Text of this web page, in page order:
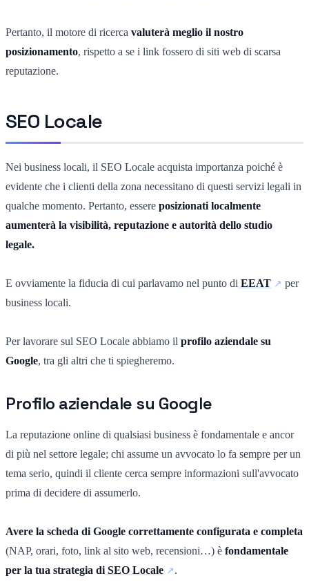
Pertanto, il motore di ricerca valuterà meglio il nostro
posizionamento, rispetto a se i link fossero di siti web di scarsa
reputazione.
SEO Locale
Nei business locali, il SEO Locale acquista importanza poiché è
evidente che i clienti della zona necessitano di questi servizi legali in
qualche momento. Pertanto, essere posizionati localmente
aumenterà la visibilità, reputazione e autorità dello studio
legale.
E ovviamente la fiducia di cui parlavamo nel punto di EEAT
per
business locali.
Per lavorare sul SEO Locale abbiamo il profilo aziendale su
Google, tra gli altri che ti spiegheremo.
Profilo aziendale su Google
La reputazione online di qualsiasi business è fondamentale e ancor
di più nel settore legale; chi assume un avvocato lo fa sempre per un
tema serio, quindi il cliente cerca sempre informazioni sull'avvocato
prima di decidere di assumerlo.
Avere la scheda di Google correttamente configurata e completa
(NAP, orari, foto, link al sito web, recensioni…) è fondamentale
per la tua strategia di SEO Locale .